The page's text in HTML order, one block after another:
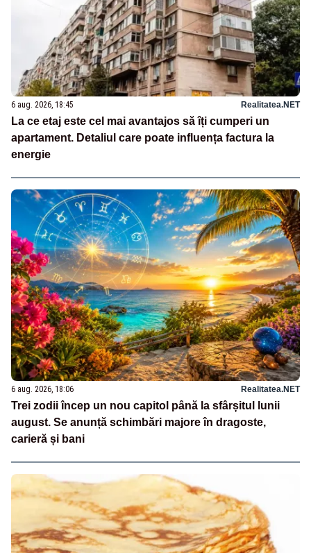
6 aug. 2026, 18:45 Realitatea.NET
La ce etaj este cel mai avantajos să îți cumperi un
apartament. Detaliul care poate influența factura la
energie
6 aug. 2026, 18:06 Realitatea.NET
Trei zodii încep un nou capitol până la sfârșitul lunii
august. Se anunță schimbări majore în dragoste,
carieră și bani